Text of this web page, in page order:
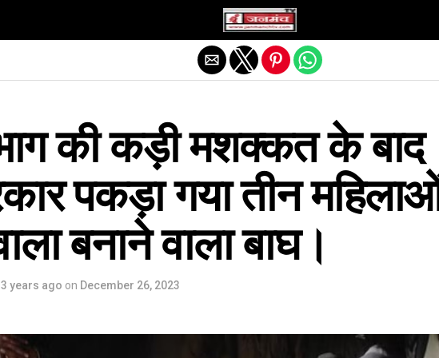
की कड़ी मशक्कत के बाद
पकड़ा गया तीन
बनाने वाला बाघ।
3 years ago on December 26, 2023
Exit mobile version